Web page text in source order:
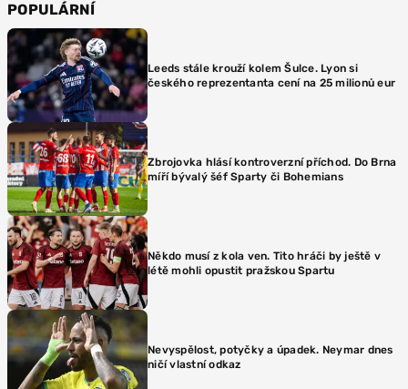
POPULÁRNÍ
Leeds stále krouží kolem Šulce. Lyon si
českého reprezentanta cení na 25 milionů eur
Zbrojovka hlásí kontroverzní příchod. Do Brna
míří bývalý šéf Sparty či Bohemians
Někdo musí z kola ven. Tito hráči by ještě v
létě mohli opustit pražskou Spartu
Nevyspělost, potyčky a úpadek. Neymar dnes
ničí vlastní odkaz